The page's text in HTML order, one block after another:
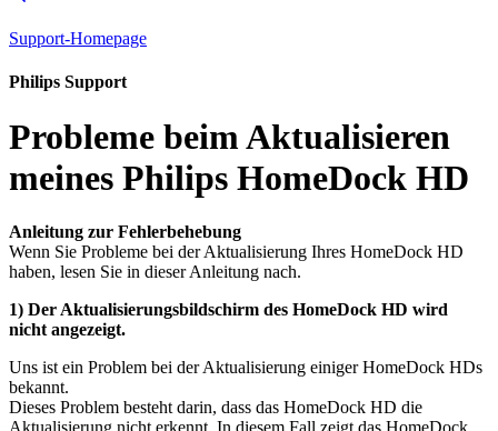
Support-Homepage
Philips Support
Probleme beim Aktualisieren
meines Philips HomeDock HD
Anleitung zur Fehlerbehebung
Wenn Sie Probleme bei der Aktualisierung Ihres HomeDock HD
haben, lesen Sie in dieser Anleitung nach.
1) Der Aktualisierungsbildschirm des HomeDock HD wird
nicht angezeigt.
Uns ist ein Problem bei der Aktualisierung einiger HomeDock HDs
bekannt.
Dieses Problem besteht darin, dass das HomeDock HD die